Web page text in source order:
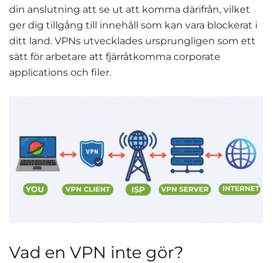
din anslutning att se ut att komma därifrån, vilket
ger dig tillgång till innehåll som kan vara blockerat i
ditt land. VPNs utvecklades ursprungligen som ett
sätt för arbetare att fjärråtkomma corporate
applications och filer.
Vad en VPN inte gör?